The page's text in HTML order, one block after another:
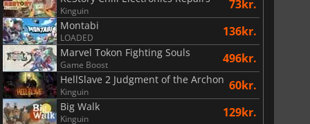
Kinguin 73kr.
Montabi
LOADED 136kr.
Marvel Tokon Fighting Souls
Game Boost 496kr.
HellSlave 2 Judgment of the Archon
Kinguin 60kr.
Big Walk
Kinguin 129kr.